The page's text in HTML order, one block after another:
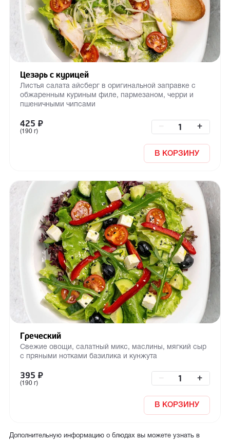
Цезарь с курицей
Листья салата айсберг в оригинальной заправке с
обжаренным куриным филе, пармезаном, черри и
пшеничными чипсами
425 ₽
(190 г)
+
В КОРЗИНУ
Греческий
Свежие овощи, салатный микс, маслины, мягкий сыр
с пряными нотками базилика и кунжута
395 ₽
(190 г)
+
В КОРЗИНУ
Дополнительную информацию о блюдах вы можете узнать в